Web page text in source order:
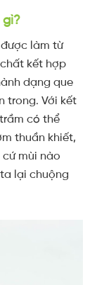
làm từ
kết hợp
dạng que
trong. Với kết
có thể
thuần khiết,
mùi nào
lại chuộng